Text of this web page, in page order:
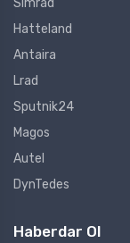
Simrad
Hatteland
Antaira
Lrad
Sputnik24
Magos
Autel
DynTedes
Haberdar Ol